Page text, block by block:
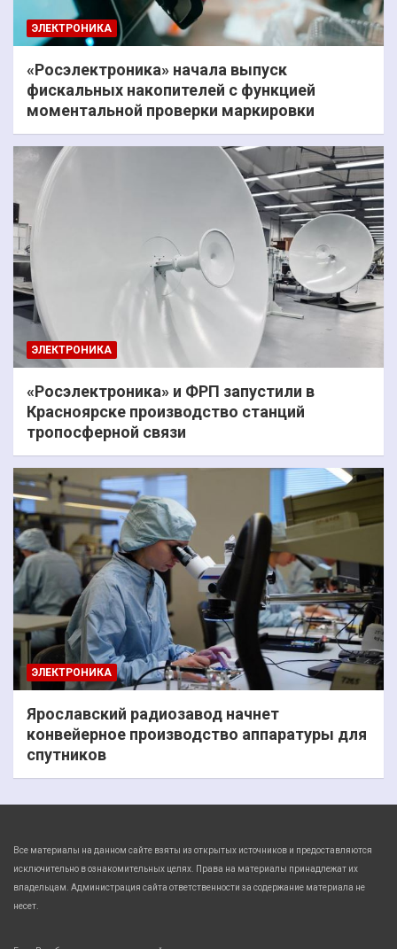
ЭЛЕКТРОНИКА
«Росэлектроника» начала выпуск
фискальных накопителей с функцией
моментальной проверки маркировки
ЭЛЕКТРОНИКА
«Росэлектроника» и ФРП запустили в
Красноярске производство станций
тропосферной связи
ЭЛЕКТРОНИКА
Ярославский радиозавод начнет
конвейерное производство аппаратуры для
спутников
Все материалы на данном сайте взяты из открытых источников и предоставляются
исключительно в ознакомительных целях. Права на материалы принадлежат их
владельцам. Администрация сайта ответственности за содержание материала не
несет.